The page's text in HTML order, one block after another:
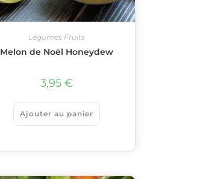
Légumes Fruits
Melon de Noël Honeydew
3,95 €
Ajouter au panier